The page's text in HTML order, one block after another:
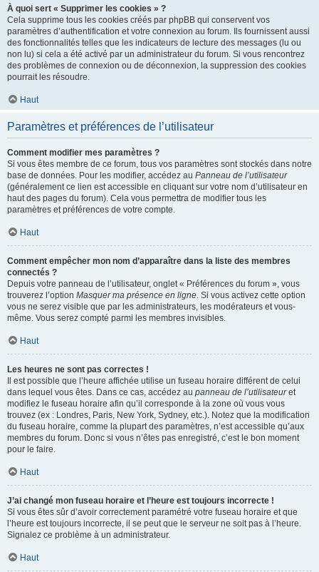
À quoi sert « Supprimer les cookies » ?
Cela supprime tous les cookies créés par phpBB qui conservent vos
paramètres d’authentification et votre connexion au forum. Ils fournissent aussi
des fonctionnalités telles que les indicateurs de lecture des messages (lu ou
non lu) si cela a été activé par un administrateur du forum. Si vous rencontrez
des problèmes de connexion ou de déconnexion, la suppression des cookies
pourrait les résoudre.
Haut
Paramètres et préférences de l’utilisateur
Comment modifier mes paramètres ?
Si vous êtes membre de ce forum, tous vos paramètres sont stockés dans notre
base de données. Pour les modifier, accédez au Panneau de l’utilisateur
(généralement ce lien est accessible en cliquant sur votre nom d’utilisateur en
haut des pages du forum). Cela vous permettra de modifier tous les
paramètres et préférences de votre compte.
Haut
Comment empêcher mon nom d’apparaître dans la liste des membres
connectés ?
Depuis votre panneau de l’utilisateur, onglet « Préférences du forum », vous
trouverez l’option Masquer ma présence en ligne. Si vous activez cette option
vous ne serez visible que par les administrateurs, les modérateurs et vous-
même. Vous serez compté parmi les membres invisibles.
Haut
Les heures ne sont pas correctes !
Il est possible que l’heure affichée utilise un fuseau horaire différent de celui
dans lequel vous êtes. Dans ce cas, accédez au panneau de l’utilisateuret
modifiez le fuseau horaire afin qu’il corresponde à la zone où vous vous
trouvez (ex : Londres, Paris, New York, Sydney, etc.). Notez que la modification
du fuseau horaire, comme la plupart des paramètres, n’est accessible qu’aux
membres du forum. Donc si vous n’êtes pas enregistré, c’est le bon moment
pour le faire.
Haut
J’ai changé mon fuseau horaire et l’heure est toujours incorrecte !
Si vous êtes sûr d’avoir correctement paramétré votre fuseau horaire et que
l’heure est toujours incorrecte, il se peut que le serveur ne soit pas à l’heure.
Signalez ce problème à un administrateur.
Haut